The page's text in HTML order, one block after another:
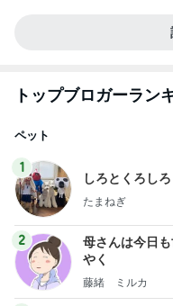
トップブロガーラン
ペット
1
しろとくろしろ
たまねぎ
2
母さんは今日
やく
藤緒 ミルカ